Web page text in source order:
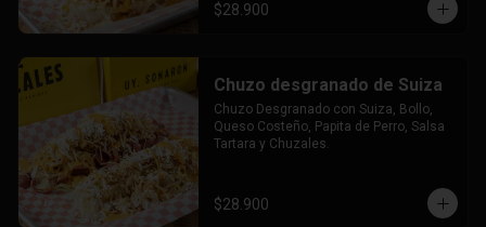
$28.900
Chuzo desgranado de Suiza
Chuzo Desgranado con Suiza, Bollo,
Queso Costeño, Papita de Perro, Salsa
Tartara y Chuzales.
$28.900